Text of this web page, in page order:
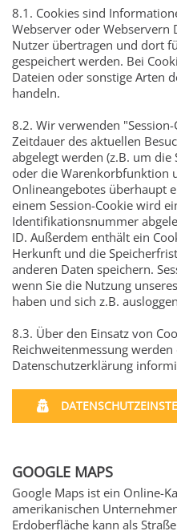
8.1. Cookies sind
Webserver oder
Nutzer übertragen und dort
gespeichert werden. Bei
Dateien oder sonstige Arten
handeln.
8.2. Wir verwenden
Zeitdauer des aktuellen
abgelegt werden (z.B. um die
oder die Warenkorbfunktion
Onlineangebotes überhaupt
einem Session-Cookie wird
Identifikationsnummer
ID. Außerdem enthält ein
Herkunft und die
anderen Daten speichern.
wenn Sie die Nutzung
haben und sich z.B.
8.3. Über den Einsatz von
Reichweitenmessung
Datenschutzerklärung
GOOGLE MAPS
Google Maps ist ein Online-
amerikanischen
Erdoberfläche kann als